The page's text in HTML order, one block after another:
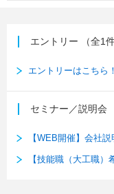
エントリー （全1件
エントリーはこちら！
セミナー／説明会
【WEB開催】会社
【技能職（大工職